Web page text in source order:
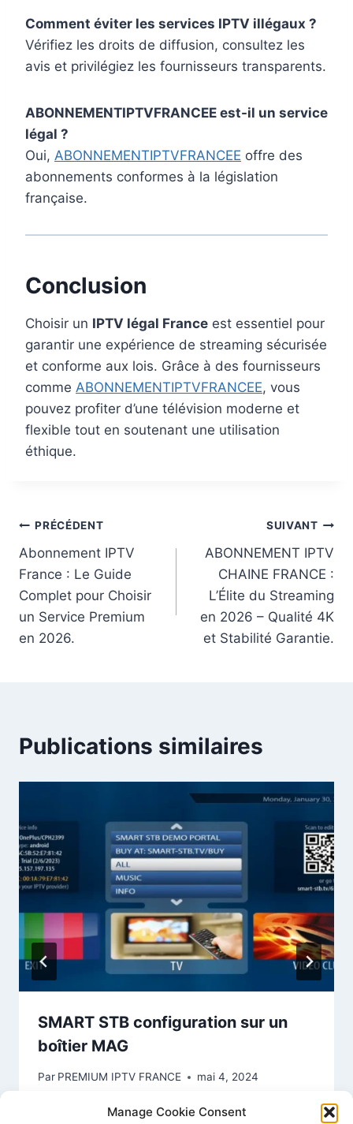
Manage Cookie Consent
Comment éviter les services IPTV illégaux ?
Vérifiez les droits de diffusion, consultez les
avis et privilégiez les fournisseurs transparents.
ABONNEMENTIPTVFRANCEE est-il un service
légal ?
Oui, ABONNEMENTIPTVFRANCEE offre des
abonnements conformes à la législation
française.
Conclusion
Choisir un IPTV légal France​ est essentiel pour
garantir une expérience de streaming sécurisée
et conforme aux lois. Grâce à des fournisseurs
comme ABONNEMENTIPTVFRANCEE, vous
pouvez profiter d’une télévision moderne et
flexible tout en soutenant une utilisation
éthique.
PRÉCÉDENT
Abonnement IPTV
France : Le Guide
Complet pour Choisir
un Service Premium
en 2026.
SUIVANT
ABONNEMENT IPTV
CHAINE FRANCE :
L’Élite du Streaming
en 2026 – Qualité 4K
et Stabilité Garantie.
Publications similaires
SMART STB configuration sur un
boîtier MAG
Par PREMIUM IPTV FRANCE mai 4, 2024